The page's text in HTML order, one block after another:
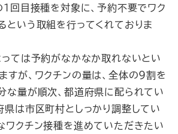
回目接種を対象に、予約不要でワク
という取組を行ってくれておりま
ては予約がなかなか取れないとい
すが、ワクチンの量は、全体の９割を
な量が順次、都道府県に配られてい
県は市区町村としっかり調整してい
ワクチン接種を進めていただきたい